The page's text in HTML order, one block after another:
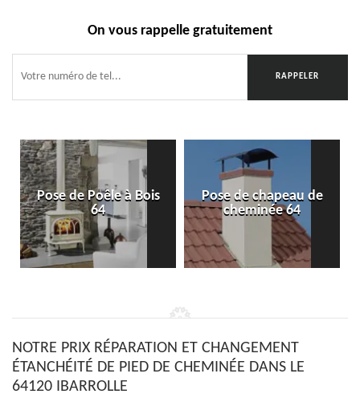
On vous rappelle gratuitement
Pose de Poêle à Bois
64
Pose de chapeau de
cheminée 64
NOTRE PRIX RÉPARATION ET CHANGEMENT
ÉTANCHÉITÉ DE PIED DE CHEMINÉE DANS LE
64120 IBARROLLE